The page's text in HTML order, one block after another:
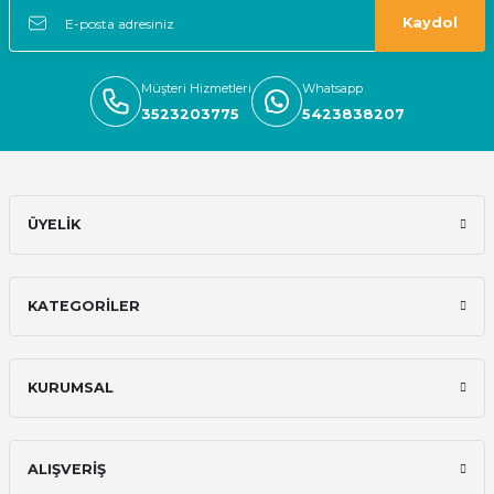
36,00 TL
36,00 TL
%0
Karbosan
%0
Karbosan
YENİ
Kaydol
Müşteri Hizmetleri
3523203775
Whatsapp
5423838207
ÜYELİK
KATEGORİLER
KURUMSAL
ALIŞVERİŞ